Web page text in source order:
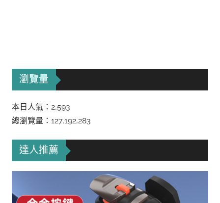
瀏覽量
本日人氣：2,593
總瀏覽量：127,192,283
達人推薦